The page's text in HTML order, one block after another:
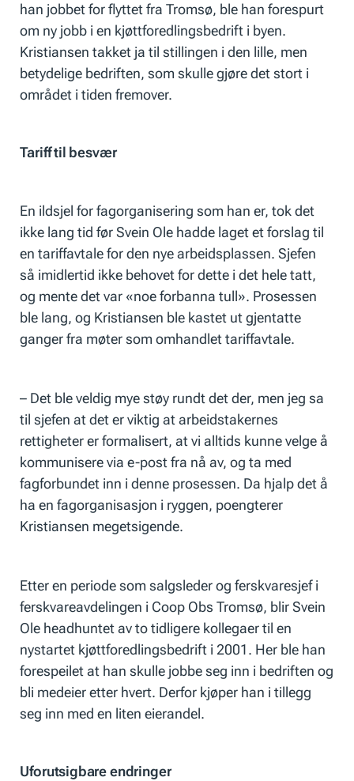
han jobbet for flyttet fra Tromsø, ble han forespurt
om ny jobb i en kjøttforedlingsbedrift i byen.
Kristiansen takket ja til stillingen i den lille, men
betydelige bedriften, som skulle gjøre det stort i
området i tiden fremover.
Tariff til besvær
En ildsjel for fagorganisering som han er, tok det
ikke lang tid før Svein Ole hadde laget et forslag til
en tariffavtale for den nye arbeidsplassen. Sjefen
så imidlertid ikke behovet for dette i det hele tatt,
og mente det var «noe forbanna tull». Prosessen
ble lang, og Kristiansen ble kastet ut gjentatte
ganger fra møter som omhandlet tariffavtale.
– Det ble veldig mye støy rundt det der, men jeg sa
til sjefen at det er viktig at arbeidstakernes
rettigheter er formalisert, at vi alltids kunne velge å
kommunisere via e-post fra nå av, og ta med
fagforbundet inn i denne prosessen. Da hjalp det å
ha en fagorganisasjon i ryggen, poengterer
Kristiansen megetsigende.
Etter en periode som salgsleder og ferskvaresjef i
ferskvareavdelingen i Coop Obs Tromsø, blir Svein
Ole headhuntet av to tidligere kollegaer til en
nystartet kjøttforedlingsbedrift i 2001. Her ble han
forespeilet at han skulle jobbe seg inn i bedriften og
bli medeier etter hvert. Derfor kjøper han i tillegg
seg inn med en liten eierandel.
Uforutsigbare endringer